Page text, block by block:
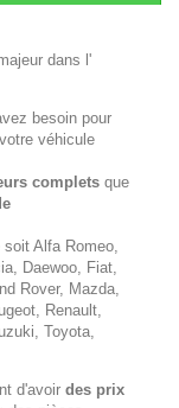
dans l'
besoin pour
véhicule
complets que
Alfa Romeo,
Daewoo, Fiat,
Rover, Mazda,
Renault,
Toyota,
d'avoir des prix